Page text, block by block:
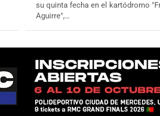
su quinta fecha en el kartódromo
Aguirre",…